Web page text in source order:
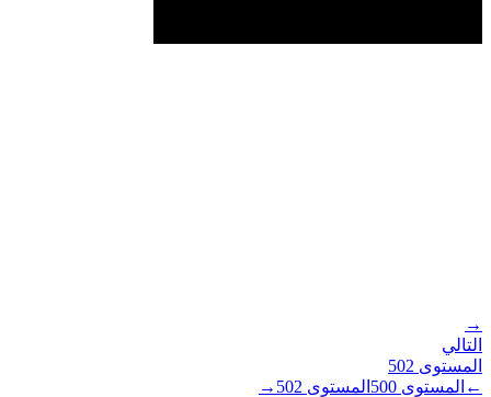
→
التالي
المستوى 502
← المستوى 500 المستوى 502
→